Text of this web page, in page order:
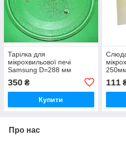
Тарілка для
мікрохвильової печі
Samsung D=288 мм
350 ₴
Купити
111
Про нас